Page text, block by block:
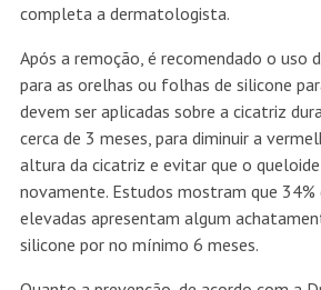
completa a dermatologista.
Após a remoção, é recomendado o uso
para as orelhas ou folhas de silicone
devem ser aplicadas sobre a cicatriz
cerca de 3 meses, para diminuir a
altura da cicatriz e evitar que o
novamente. Estudos mostram que 34%
elevadas apresentam algum
silicone por no mínimo 6 meses.